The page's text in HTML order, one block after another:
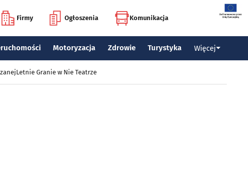
Firmy Ogłoszenia Komunikacja
Motoryzacja Zdrowie Turystyka Więcej
Letnie Granie w Nie Teatrze